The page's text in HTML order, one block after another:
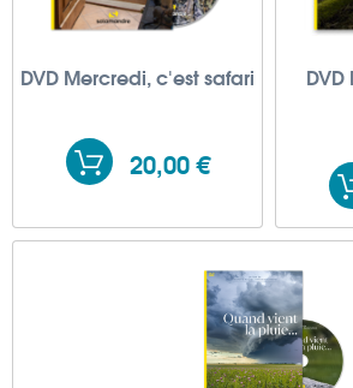
DVD Mercredi, c'est safari
20,00 €